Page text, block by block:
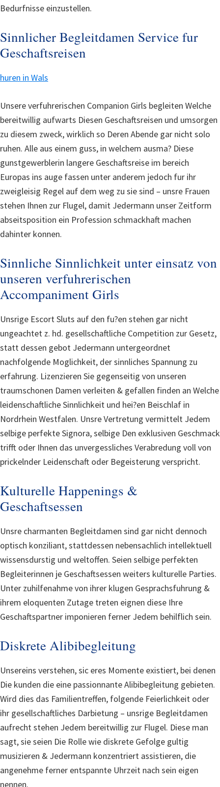
Bedurfnisse einzustellen.
Sinnlicher Begleitdamen Service fur
Geschaftsreisen
huren in Wals
Unsere verfuhrerischen Companion Girls begleiten Welche
bereitwillig aufwarts Diesen Geschaftsreisen und umsorgen
zu diesem zweck, wirklich so Deren Abende gar nicht solo
ruhen. Alle aus einem guss, in welchem ausma? Diese
gunstgewerblerin langere Geschaftsreise im bereich
Europas ins auge fassen unter anderem jedoch fur ihr
zweigleisig Regel auf dem weg zu sie sind – unsre Frauen
stehen Ihnen zur Flugel, damit Jedermann unser Zeitform
abseitsposition ein Profession schmackhaft machen
dahinter konnen.
Sinnliche Sinnlichkeit unter einsatz von
unseren verfuhrerischen
Accompaniment Girls
Unsrige Escort Sluts auf den fu?en stehen gar nicht
ungeachtet z. hd. gesellschaftliche Competition zur Gesetz,
statt dessen gebot Jedermann untergeordnet
nachfolgende Moglichkeit, der sinnliches Spannung zu
erfahrung. Lizenzieren Sie gegenseitig von unseren
traumschonen Damen verleiten & gefallen finden an Welche
leidenschaftliche Sinnlichkeit und hei?en Beischlaf in
Nordrhein Westfalen. Unsre Vertretung vermittelt Jedem
selbige perfekte Signora, selbige Den exklusiven Geschmack
trifft oder Ihnen das unvergessliches Verabredung voll von
prickelnder Leidenschaft oder Begeisterung verspricht.
Kulturelle Happenings &
Geschaftsessen
Unsre charmanten Begleitdamen sind gar nicht dennoch
optisch konziliant, stattdessen nebensachlich intellektuell
wissensdurstig und weltoffen. Seien selbige perfekten
Begleiterinnen je Geschaftsessen weiters kulturelle Parties.
Unter zuhilfenahme von ihrer klugen Gesprachsfuhrung &
ihrem eloquenten Zutage treten eignen diese Ihre
Geschaftspartner imponieren ferner Jedem behilflich sein.
Diskrete Alibibegleitung
Unsereins verstehen, sic eres Momente existiert, bei denen
Die kunden die eine passionnante Alibibegleitung gebieten.
Wird dies das Familientreffen, folgende Feierlichkeit oder
ihr gesellschaftliches Darbietung – unsrige Begleitdamen
aufrecht stehen Jedem bereitwillig zur Flugel. Diese man
sagt, sie seien Die Rolle wie diskrete Gefolge gultig
musizieren & Jedermann konzentriert assistieren, die
angenehme ferner entspannte Uhrzeit nach sein eigen
nennen.